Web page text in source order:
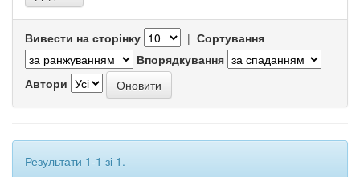
Вивести на сторінку | Сортування
Впорядкування
Автори
Результати 1-1 зі 1.